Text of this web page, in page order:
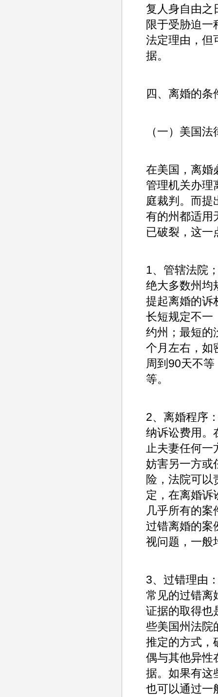
复人身自由之
限于受胁迫一
法定理由，但
据。
四、离婚的条
（一）美国
在美国，离婚
管理机关办理
庭裁判。而提
有的州都适用
已破裂，这一
1、管辖法院
绝大多数州均
提起离婚的诉
长短规定不一
约州；最短的
个月左右，如
周到90天不
等。
2、离婚程序
纳诉讼费用。
止夫妻任何
妨害另一方或
险，法院可以
定，在离婚诉
几乎所有的
过错离婚的案
视问题，一般
3、过错理由
常见的过错离
证据的取得也
些美国州法院
推定的方式，
偶与其他异性
据。如果有这
也可以通过一